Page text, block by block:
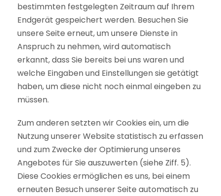
bestimmten festgelegten Zeitraum auf Ihrem
Endgerät gespeichert werden. Besuchen Sie
unsere Seite erneut, um unsere Dienste in
Anspruch zu nehmen, wird automatisch
erkannt, dass Sie bereits bei uns waren und
welche Eingaben und Einstellungen sie getätigt
haben, um diese nicht noch einmal eingeben zu
müssen.
Zum anderen setzten wir Cookies ein, um die
Nutzung unserer Website statistisch zu erfassen
und zum Zwecke der Optimierung unseres
Angebotes für Sie auszuwerten (siehe Ziff. 5).
Diese Cookies ermöglichen es uns, bei einem
erneuten Besuch unserer Seite automatisch zu